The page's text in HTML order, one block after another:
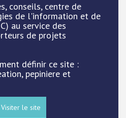
conseils, centre de
de l'information et de
au service des
de projets
définir ce site :
pepiniere et
Visiter le site